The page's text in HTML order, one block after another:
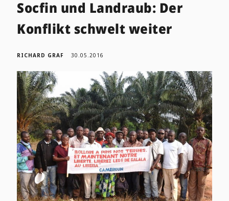
Socfin und Landraub: Der
Konflikt schwelt weiter
RICHARD GRAF 30.05.2016